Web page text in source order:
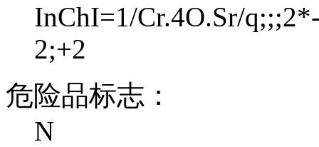
InChI=1/Cr.4O.Sr/
2;+2
危险品标志：
N